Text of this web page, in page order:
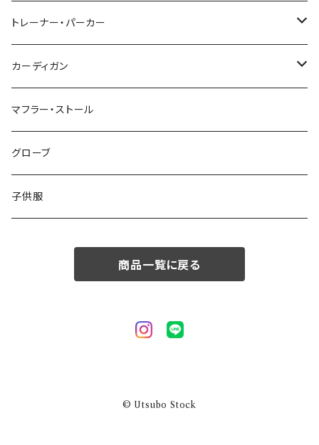
48/L
50/XL～
46/M
48/L
50/XL～
～44/S
46/M
48/L
50/XL～
トレーナー・パーカー
～44/S
46/M
48/L
50/XL～
カーディガン
～44/S
46/M
48/L
マフラー・ストール
グローブ
子供服
商品一覧に戻る
© Utsubo Stock